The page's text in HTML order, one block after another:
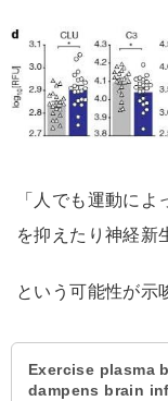
「人でも運動に
を抑えたり神経新
という可能性が示
Exercise plasma
dampens brain